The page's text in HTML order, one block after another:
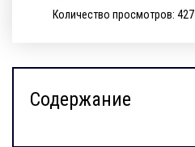
Количество просмотров: 427
Содержание